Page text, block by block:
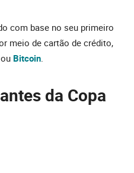
com base no seu primeiro
meio de cartão de crédito,
Bitcoin.
da Copa